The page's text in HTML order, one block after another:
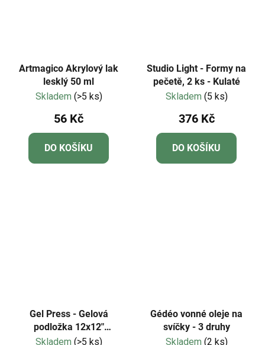
Artmagico Akrylový lak
lesklý 50 ml
Skladem (>5 ks)
56 Kč
DO KOŠÍKU
Studio Light - Formy na
pečetě, 2 ks - Kulaté
Skladem (5 ks)
376 Kč
DO KOŠÍKU
Gel Press - Gelová
podložka 12x12"
(30,5x30,5cm)
Skladem (>5 ks)
Gédéo vonné oleje na
svíčky - 3 druhy
Skladem (2 ks)